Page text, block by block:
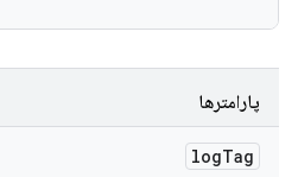
پارامترها
logTag